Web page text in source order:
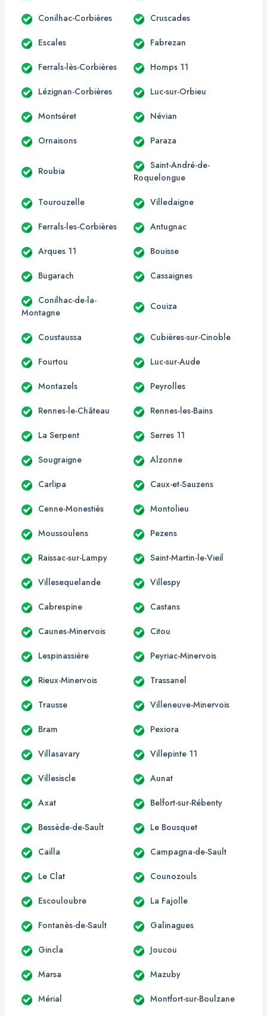
Conilhac-Corbières Cruscades
Escales Fabrezan
Ferrals-lès-Corbières Homps 11
Lézignan-Corbières Luc-sur-Orbieu
Montséret Névian
Ornaisons Paraza
Roubia
Saint-André-de-
Roquelongue
Tourouzelle Villedaigne
Ferrals-les-Corbières Antugnac
Arques 11 Bouisse
Bugarach Cassaignes
Conilhac-de-la-
Montagne
Couiza
Coustaussa Cubières-sur-Cinoble
Fourtou Luc-sur-Aude
Montazels Peyrolles
Rennes-le-Château Rennes-les-Bains
La Serpent Serres 11
Sougraigne Alzonne
Carlipa Caux-et-Sauzens
Cenne-Monestiès Montolieu
Moussoulens Pezens
Raissac-sur-Lampy Saint-Martin-le-Vieil
Villesequelande Villespy
Cabrespine Castans
Caunes-Minervois Citou
Lespinassière Peyriac-Minervois
Rieux-Minervois Trassanel
Trausse Villeneuve-Minervois
Bram Pexiora
Villasavary Villepinte 11
Villesiscle Aunat
Axat Belfort-sur-Rébenty
Bessède-de-Sault Le Bousquet
Cailla Campagna-de-Sault
Le Clat Counozouls
Escouloubre La Fajolle
Fontanès-de-Sault Galinagues
Gincla Joucou
Marsa Mazuby
Mérial Montfort-sur-Boulzane